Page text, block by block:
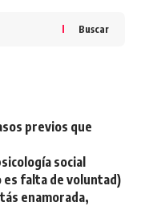
Buscar
previos que
social
es falta de voluntad)
enamorada,